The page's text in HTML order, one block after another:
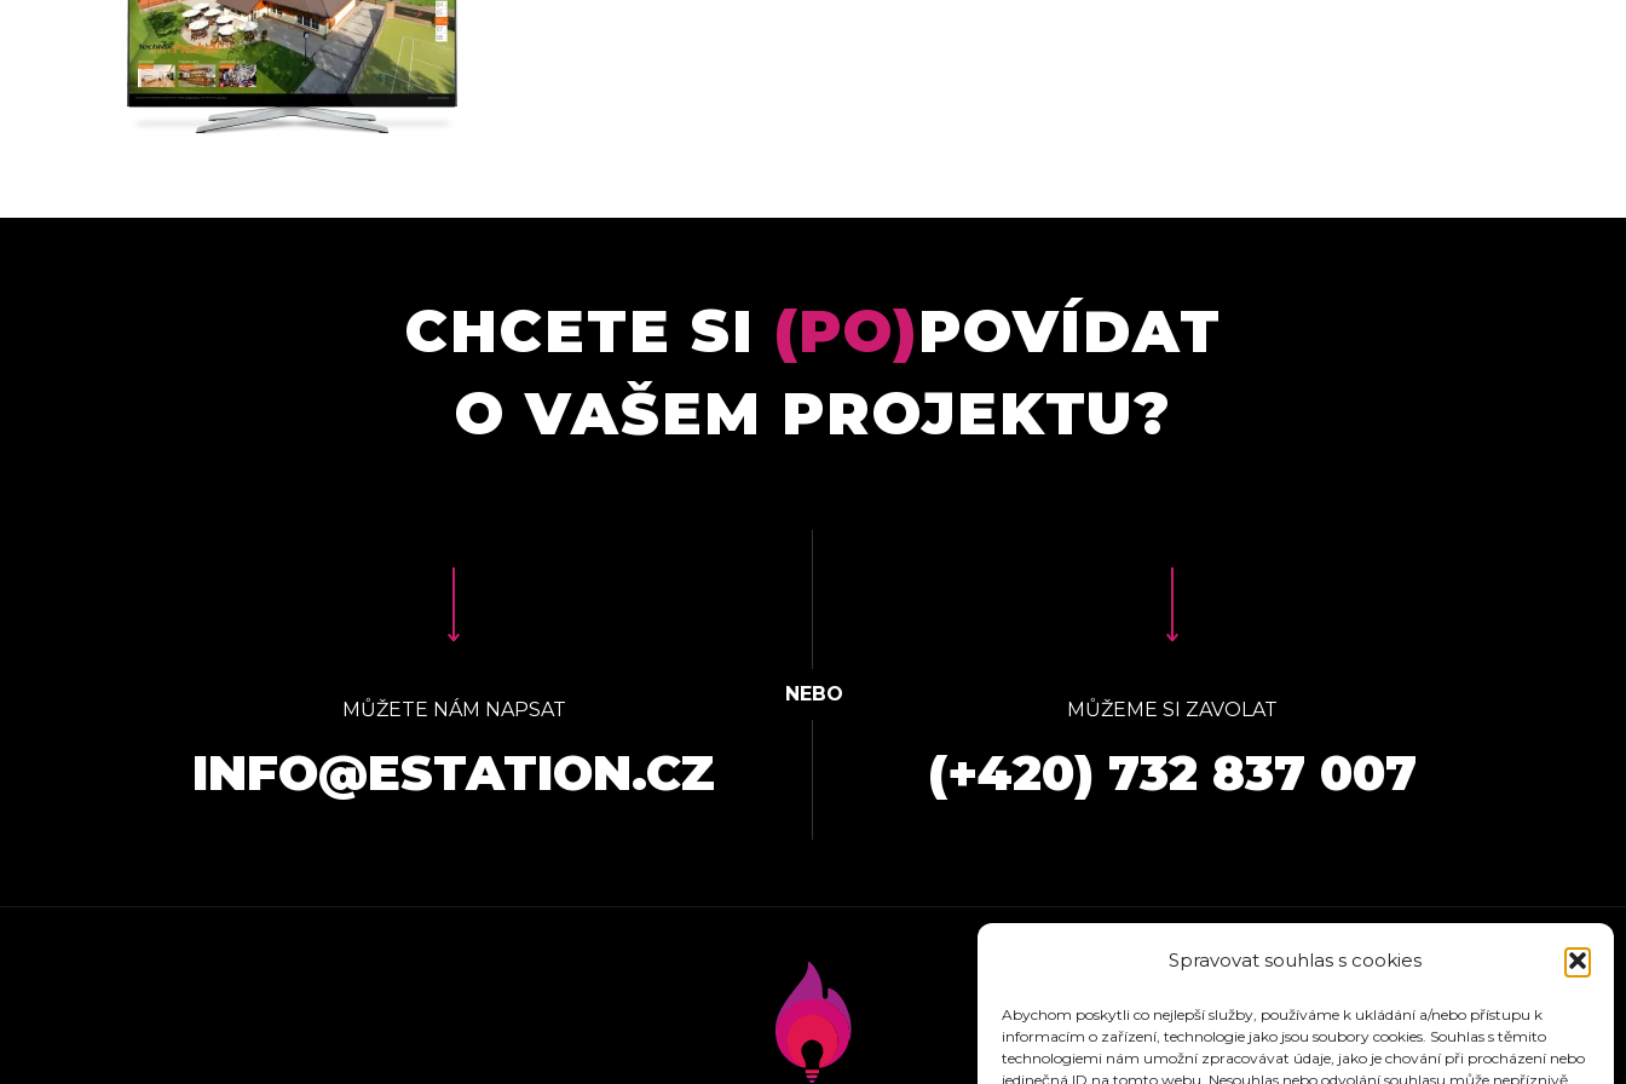
Spravovat souhlas s cookies
Abychom poskytli co nejlepší služby, používáme k ukládání a/nebo přístupu k
informacím o zařízení, technologie jako jsou soubory cookies. Souhlas s těmito
technologiemi nám umožní zpracovávat údaje, jako je chování při procházení nebo
jedinečná ID na tomto webu. Nesouhlas nebo odvolání souhlasu může nepříznivě
CHCETE SI (PO)POVÍDAT
O VAŠEM PROJEKTU?
MŮŽETE NÁM NAPSAT
INFO@ESTATION.CZ
MŮŽEME SI ZAVOLAT
(+420) 732 837 007